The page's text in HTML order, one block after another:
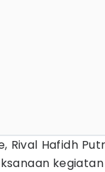
Rival Hafidh